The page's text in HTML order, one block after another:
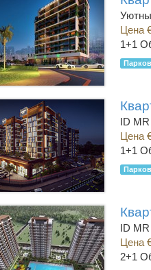
Цена
1+1
ID MR
Цена
1+1
ID
Цена
2+1